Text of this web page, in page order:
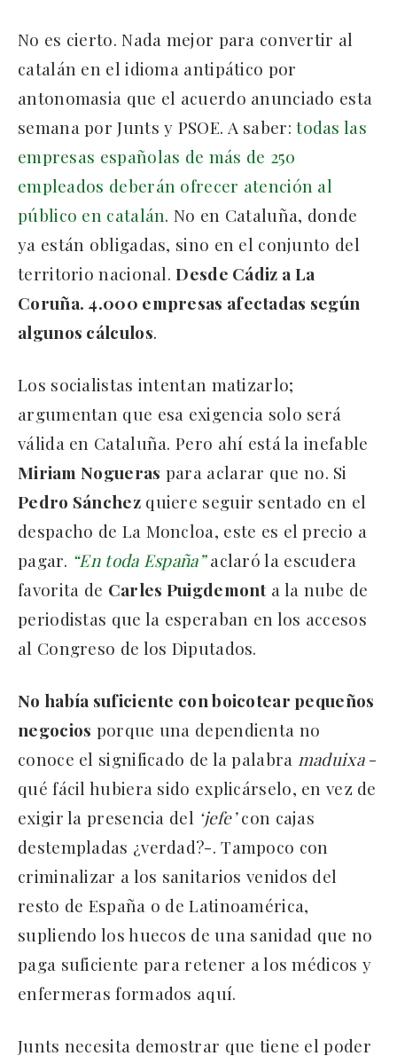
No es cierto. Nada mejor para convertir al
catalán en el idioma antipático por
antonomasia que el acuerdo anunciado esta
semana por Junts y PSOE. A saber:todas las
empresas españolas de más de 250
empleados deberán ofrecer atención al
público en catalán. No en Cataluña, donde
ya están obligadas, sino en el conjunto del
territorio nacional.Desde Cádiz a La
Coruña. 4.000 empresas afectadas según
algunos cálculos.
Los socialistas intentan matizarlo;
argumentan que esa exigencia solo será
válida en Cataluña. Pero ahí está la inefable
Miriam Nogueras para aclarar que no. Si
Pedro Sánchezquiere seguir sentado en el
despacho de La Moncloa, este es el precio a
pagar. “En toda España”aclaró la escudera
favorita de Carles Puigdemonta la nube de
periodistas que la esperaban en los accesos
al Congreso de los Diputados.
No había suficiente con boicotear pequeños
negocios porque una dependienta no
conoce el significado de la palabra maduixa-
qué fácil hubiera sido explicárselo, en vez de
exigir la presencia del ‘jefe’con cajas
destempladas ¿verdad?-. Tampoco con
criminalizar a los sanitarios venidos del
resto de España o de Latinoamérica,
supliendo los huecos de una sanidad que no
paga suficiente para retener a los médicos y
enfermeras formados aquí.
Junts necesita demostrar que tiene el poder